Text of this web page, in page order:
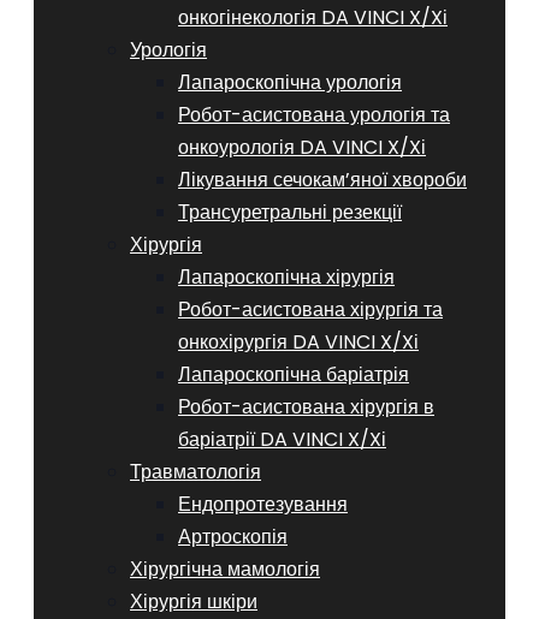
онкогінекологія DA VINCI X/Xі
Урологія
Лапароскопічна урологія
Робот-асистована урологія та
онкоурологія DA VINCI X/Xі
Лікування сечокам’яної хвороби
Трансуретральні резекції
Хірургія
Лапароскопічна хірургія
Робот-асистована хірургія та
онкохірургія DA VINCI X/Xі
Лапароскопічна баріатрія
Робот-асистована хірургія в
баріатрії DA VINCI X/Xі
Травматологія
Ендопротезування
Артроскопія
Хірургічна мамологія
Хірургія шкіри